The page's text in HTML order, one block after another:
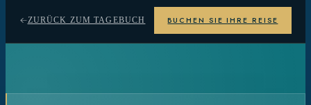
ZURÜCK ZUM TAGEBUCH BUCHEN SIE IHRE REISE